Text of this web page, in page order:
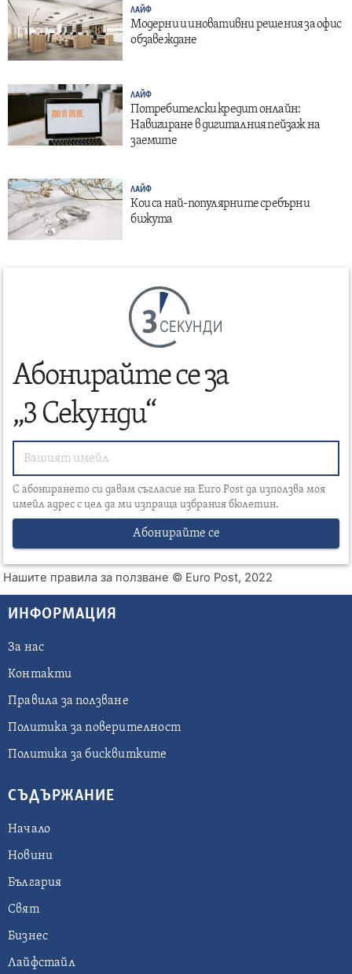
ЛАЙФ
Модерни и иновативни решения за офис
обзавеждане
ЛАЙФ
Потребителски кредит онлайн:
Навигиране в дигиталния пейзаж на
заемите
ЛАЙФ
Кои са най-популярните сребърни
бижута
СЕКУНДИ
Абонирайте се за
„3 Секунди“
С абонирането си давам съгласие на Euro Post да използва моя
имейл адрес с цел да ми изпраща избрания бюлетин.
Абонирайте се
Нашите правила за ползване © Euro Post, 2022
ИНФОРМАЦИЯ
За нас
Контакти
Правила за ползване
Политика за поверителност
Политика за бисквитките
СЪДЪРЖАНИЕ
Начало
Новини
България
Свят
Бизнес
Лайфстайл